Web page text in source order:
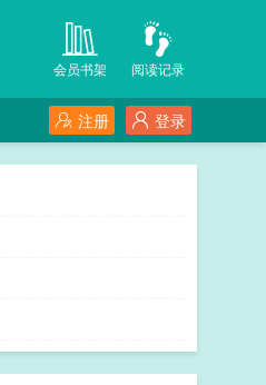
阅读记录
会员书架
登录
注册